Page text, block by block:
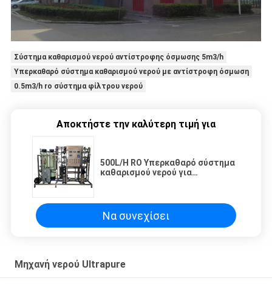
Σύστημα καθαρισμού νερού αντίστροφης όσμωσης 5m3/h
Υπερκαθαρό σύστημα καθαρισμού νερού με αντίστροφη όσμωση
0.5m3/h ro σύστημα φίλτρου νερού
Αποκτήστε την καλύτερη τιμή για
500L/H RO Υπερκαθαρό σύστημα
καθαρισμού νερού για
Να συνεχίσει
Μηχανή νερού Ultrapure